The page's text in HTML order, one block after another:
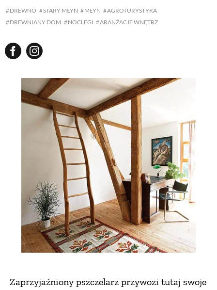
DREWNO STARY MŁYN MŁYN
AGROTURYSTYKA
DREWNIANY DOM
NOCLEGI ARANŻACJE WNĘTRZ
Zaprzyjaźniony pszczelarz przywozi tutaj swoje